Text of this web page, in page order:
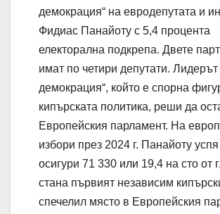
демокрация“ на евродепутата и
Фидиас Панайоту с 5,4 процента
електорална подкрепа. Двете
имат по четири депутати.
демокрация“, който е спорна
кипърската политика, реши да
Европейския парламент. На
избори през 2024 г. Панайоту
осигури 71 330 или 19,4 на сто от
стана първият независим
спечелил място в Европейския